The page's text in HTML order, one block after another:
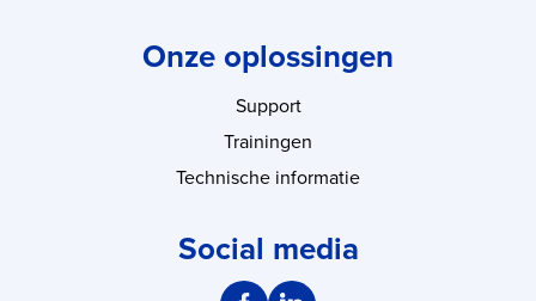
Onze oplossingen
Support
Trainingen
Technische informatie
Social media